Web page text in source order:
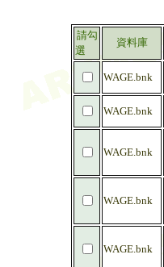
請勾
選
資料庫
WAGE.bnk
WAGE.bnk
WAGE.bnk
WAGE.bnk
WAGE.bnk